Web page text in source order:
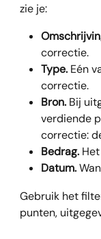
zie je:
correctie.
Type. Eén
correctie.
Bron. Bij
verdiende
correctie:
Bedrag.
Datum.
Gebruik het
punten,